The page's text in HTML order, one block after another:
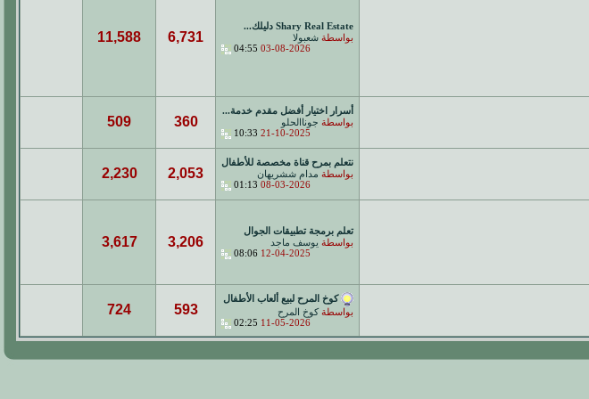
Shary Real Estate دليلك...
بواسطة شعبولا
03-08-2026
04:55
6,731
11,588
أسرار اختيار أفضل مقدم خدمة...
بواسطة جوناالحلو
21-10-2025
10:33
360
509
نتعلم بمرح قناة مخصصة للأطفال
بواسطة مدام ششريهان
08-03-2026
01:13
2,053
2,230
تعلم برمجة تطبيقات الجوال
بواسطة يوسف ماجد
12-04-2025
08:06
3,206
3,617
كوخ المرح لبيع ألعاب الأطفال
بواسطةكوخ المرح
11-05-2026
02:25
593
724